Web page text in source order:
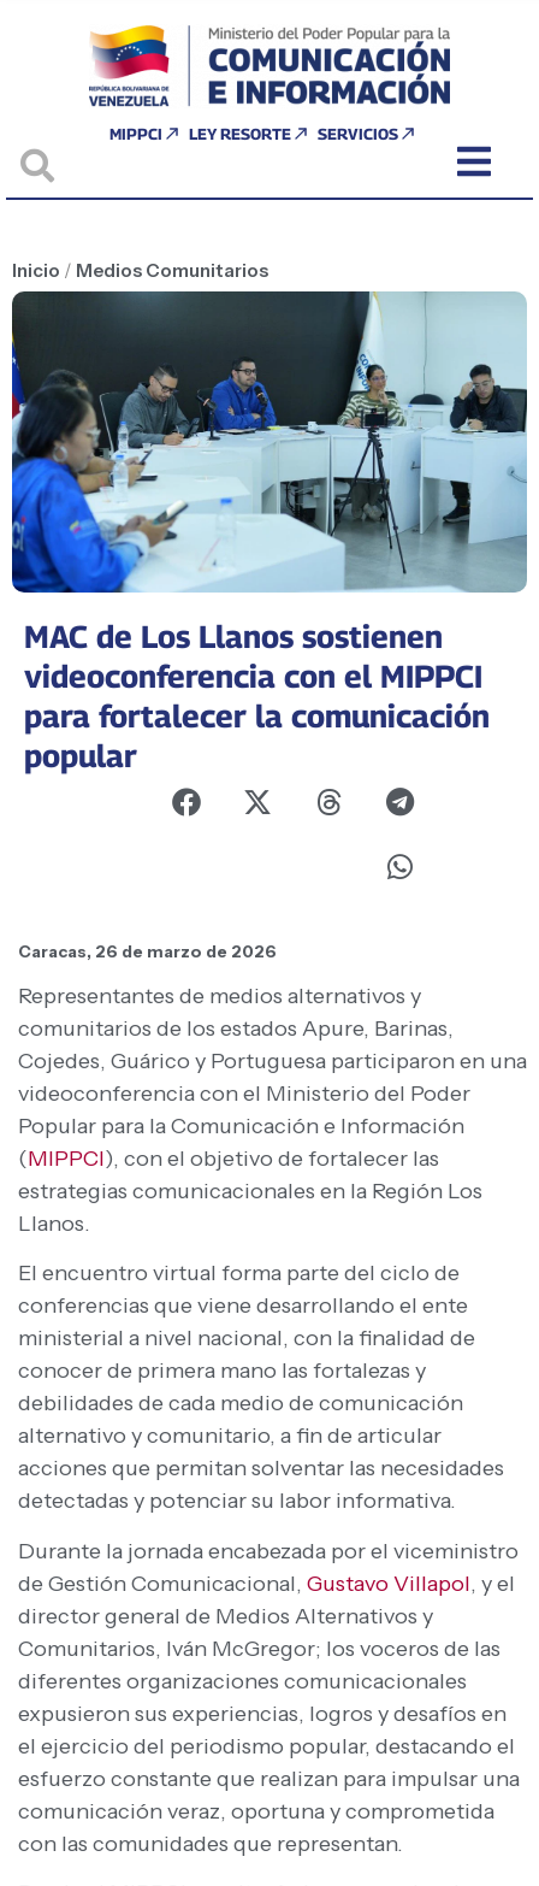
MIPPCI LEY RESORTE SERVICIOS
Inicio / Medios Comunitarios
MAC de Los Llanos sostienen
videoconferencia con el MIPPCI
para fortalecer la comunicación
popular
Caracas, 26 de marzo de 2026
Representantes de medios alternativos y
comunitarios de los estados Apure, Barinas,
Cojedes, Guárico y Portuguesa participaron en una
videoconferencia con el Ministerio del Poder
Popular para la Comunicación e Información
(MIPPCI), con el objetivo de fortalecer las
estrategias comunicacionales en la Región Los
Llanos.
El encuentro virtual forma parte del ciclo de
conferencias que viene desarrollando el ente
ministerial a nivel nacional, con la finalidad de
conocer de primera mano las fortalezas y
debilidades de cada medio de comunicación
alternativo y comunitario, a fin de articular
acciones que permitan solventar las necesidades
detectadas y potenciar su labor informativa.
Durante la jornada encabezada por el viceministro
de Gestión Comunicacional, Gustavo Villapol, y el
director general de Medios Alternativos y
Comunitarios, Iván McGregor; los voceros de las
diferentes organizaciones comunicacionales
expusieron sus experiencias, logros y desafíos en
el ejercicio del periodismo popular, destacando el
esfuerzo constante que realizan para impulsar una
comunicación veraz, oportuna y comprometida
con las comunidades que representan.